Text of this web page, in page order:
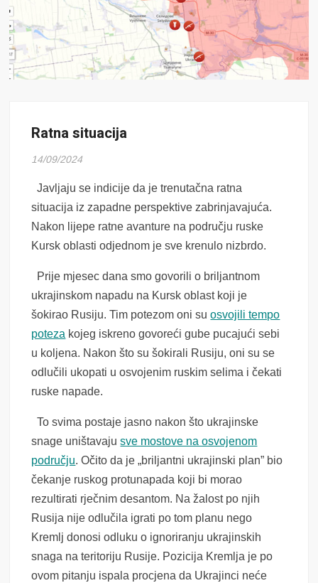
Ratna situacija
14/09/2024
Javljaju se indicije da je trenutačna ratna
situacija iz zapadne perspektive zabrinjavajuća.
Nakon lijepe ratne avanture na području ruske
Kursk oblasti odjednom je sve krenulo nizbrdo.
Prije mjesec dana smo govorili o briljantnom
ukrajinskom napadu na Kursk oblast koji je
šokirao Rusiju. Tim potezom oni suosvojili tempo
poteza kojeg iskreno govoreći gube pucajući sebi
u koljena. Nakon što su šokirali Rusiju, oni su se
odlučili ukopati u osvojenim ruskim selima i čekati
ruske napade.
To svima postaje jasno nakon što ukrajinske
snage uništavajusve mostove na osvojenom
području. Očito da je „briljantni ukrajinski plan” bio
čekanje ruskog protunapada koji bi morao
rezultirati rječnim desantom. Na žalost po njih
Rusija nije odlučila igrati po tom planu nego
Kremlj donosi odluku o ignoriranju ukrajinskih
snaga na teritoriju Rusije. Pozicija Kremlja je po
ovom pitanju ispala procjena da Ukrajinci neće